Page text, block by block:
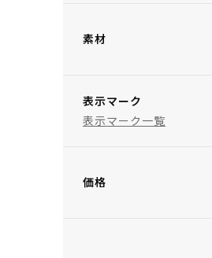
素材
表示マーク
表示マーク一覧
価格